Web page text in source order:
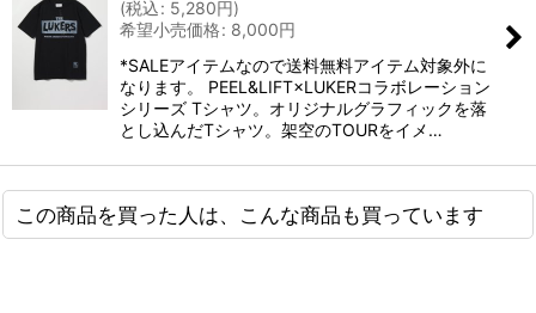
(税込: 5,280円)
希望小売価格: 8,000円
*SALEアイテムなので送料無料アイテム対象外に
なります。 PEEL&LIFT×LUKERコラボレーション
シリーズ Tシャツ。オリジナルグラフィックを落
とし込んだTシャツ。架空のTOURをイメ…
この商品を買った人は、こんな商品も買っています